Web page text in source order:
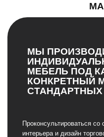
МЫ
МЕБЕЛЬ ПОД
КОНКРЕТНЫЙ
СТАНДАРТНЫХ
Проконсультироваться со
интерьера и дизайн